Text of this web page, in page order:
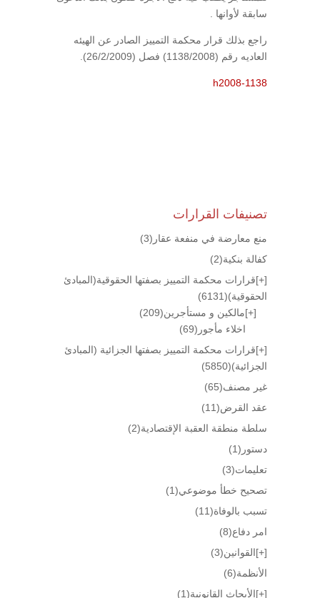
سابقة لأوانها .
راجع بذلك قرار محكمة التمييز الصادر عن الهيئه
العاديه رقم (1138/2008) فصل (26/2/2009).
h2008-1138
تصنيفات القرارات
منع معارضة في منفعة عقار (3)
كفالة بنكية(2)
[+]قرارات محكمة التمييز بصفتها الحقوقية(المبادئ
الحقوقية)(6131)
[+]مالكين و مستأجرين(209)
اخلاء مأجور (69)
[+]قرارات محكمة التمييز بصفتها الجزائية (المبادئ
الجزائية)(5850)
غير مصنف(65)
عقد القرض(11)
سلطة منطقة العقبة الإقتصادية(2)
دستور (1)
تعليمات(3)
تصحيح خطأ موضوعي(1)
تسبب بالوفاة(11)
امر دفاع(8)
[+]القوانين(3)
الأنظمة(6)
[+]الأبحاث القانونية(1)